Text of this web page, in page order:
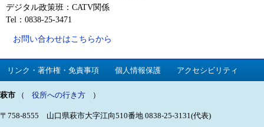
デジタル政策班：CATV関係
Tel：0838-25-3471
お問い合わせはこちらから
リンク・著作権・免責事項 個人情報保護 アクセシビリティ
萩市 （ 役所への行き方 ）
〒758-8555 山口県萩市大字江向510番地 0838-25-3131(代表)